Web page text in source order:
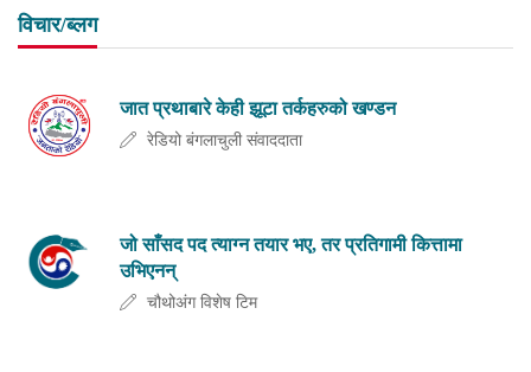
विचार/ब्लग
जात प्रथाबारे केही झूटा तर्कहरुको खण्डन
रेडियो बंगलाचुली संवाददाता
जो साँसद पद त्याग्न तयार भए, तर प्रतिगामी कित्तामा
उभिएनन्
चौथोअंग विशेष टिम